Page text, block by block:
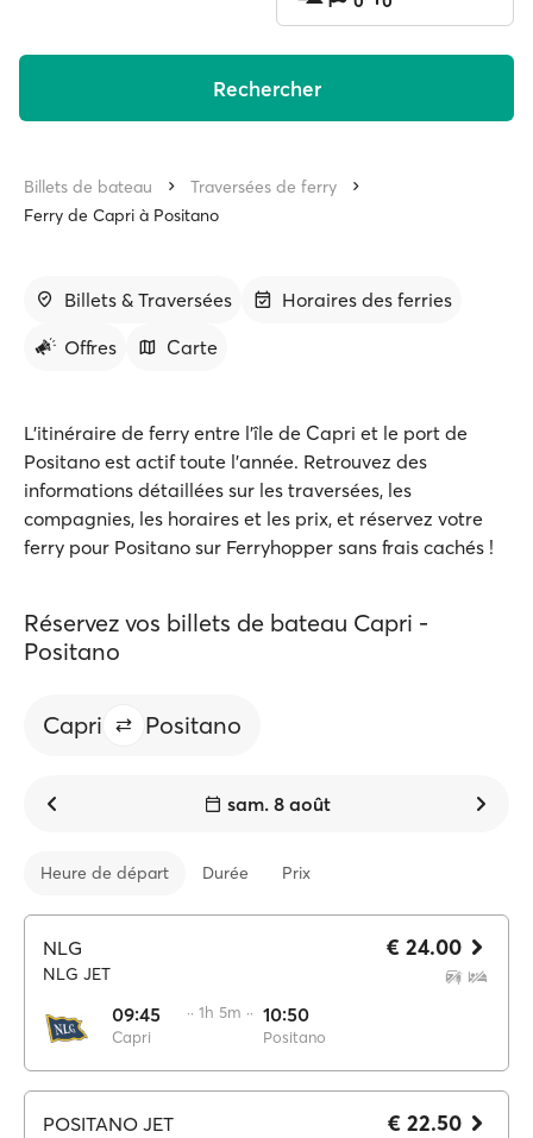
Rechercher
Billets de bateau
Traversées de ferry
Ferry de Capri à Positano
Billets & Traversées
Horaires des ferries
Offres
Carte
L’itinéraire de ferry entre l’île de Capri et le port de
Positano est actif toute l’année. Retrouvez des
informations détaillées sur les traversées, les
compagnies, les horaires et les prix, et réservez votre
ferry pour Positano sur Ferryhopper sans frais cachés !
Réservez vos billets de bateau Capri -
Positano
Capri Positano
sam. 8 août
Heure de départ Durée Prix
NLG
NLG JET
09:45
Capri
·· 1h 5m ·· 10:50
Positano
€ 24.00
POSITANO JET € 22.50